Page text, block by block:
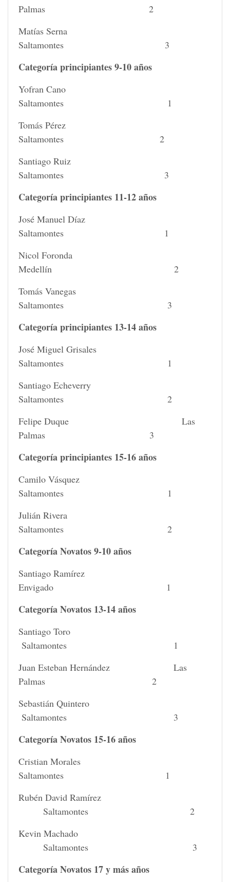
Palmas 2
Matías Serna
Saltamontes 3
Categoría principiantes 9-10 años
Yofran Cano
Saltamontes 1
Tomás Pérez
Saltamontes 2
Santiago Ruiz
Saltamontes 3
Categoría principiantes 11-12 años
José Manuel Díaz
Saltamontes 1
Nicol Foronda
Medellín 2
Tomás Vanegas
Saltamontes 3
Categoría principiantes 13-14 años
José Miguel Grisales
Saltamontes 1
Santiago Echeverry
Saltamontes 2
Felipe Duque Las
Palmas 3
Categoría principiantes 15-16 años
Camilo Vásquez
Saltamontes 1
Julián Rivera
Saltamontes 2
Categoría Novatos 9-10 años
Santiago Ramírez
Envigado 1
Categoría Novatos 13-14 años
Santiago Toro
Saltamontes 1
Juan Esteban Hernández Las
Palmas 2
Sebastián Quintero
Saltamontes 3
Categoría Novatos 15-16 años
Cristian Morales
Saltamontes 1
Rubén David Ramírez
Saltamontes 2
Kevin Machado
Saltamontes 3
Categoría Novatos 17 y más años